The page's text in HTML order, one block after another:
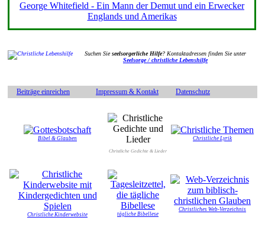
George Whitefield - Ein Mann der Demut und ein Erwecker
Englands und Amerikas
Suchen Sieseelsorgerliche Hilfe? Kontaktadressen finden Sie unter
Seelsorge / christliche Lebenshilfe
Beiträge einreichen Impressum & Kontakt Datenschutz
Bibel & Glauben
Christliche Gedichte & Lieder
Christliche Lyrik
Christliche Kinderwebsite tägliche Bibellese
Christliches Web-Verzeichnis